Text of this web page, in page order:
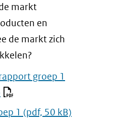
markt
en
de markt zich
groep 1
1 (pdf, 50 kB)